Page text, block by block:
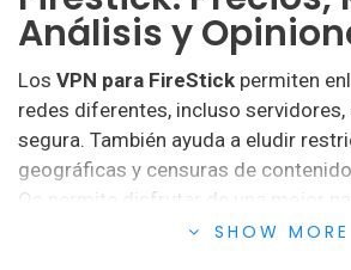
Análisis y
Los VPN para FireStick permiten
redes diferentes, incluso
segura. También ayuda a eludir
geográficas y censuras de
Os permite disfrutar de una mejor
SHOW MORE